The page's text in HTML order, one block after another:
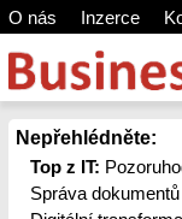
O nás Inzerce
Nepřehlédněte:
Top z IT:
Správa dokumentů